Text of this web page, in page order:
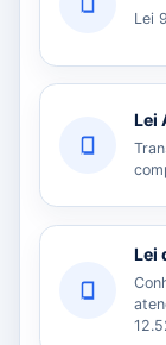
Lei
Lei
Lei